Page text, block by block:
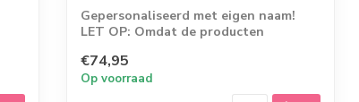
Gepersonaliseerd met eigen naam!
LET OP: Omdat de producten
€74,95
Op voorraad